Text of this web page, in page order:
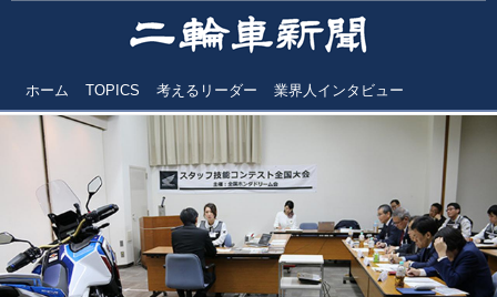
ホーム TOPICS 考えるリーダー 業界人インタビュー